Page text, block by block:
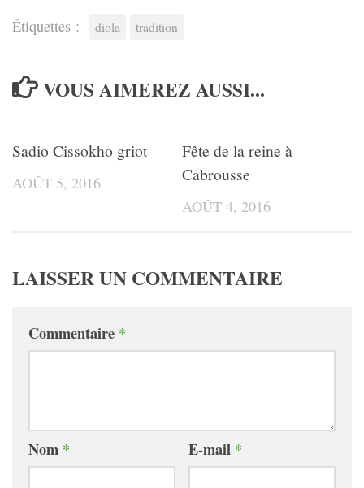
Étiquettes : diola tradition
VOUS AIMEREZ AUSSI...
Sadio Cissokho griot
AOÛT 5, 2016
Fête de la reine à
Cabrousse
AOÛT 4, 2016
LAISSER UN COMMENTAIRE
Commentaire *
Nom * E-mail *